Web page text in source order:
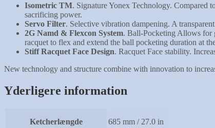
Isometric TM. Signature Yonex Technology. Compared
sacrificing power.
Servo Filter. Selective vibration dampening. A
2G Namd & Flexcon System. Ball-Pocketing Allows for
racquet to flex and extend the ball pocketing duration at
Stiff Racquet Face Design. Racquet Face stability.
New technology and structure combine with innovation to
Yderligere information
Ketcherlængde 685 mm / 27.0 in